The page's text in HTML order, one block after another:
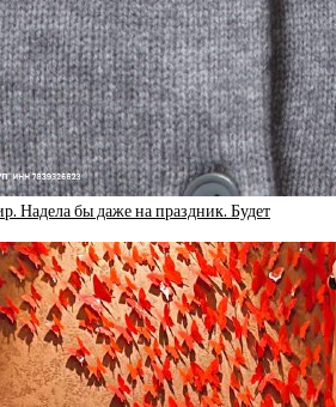
Надела бы даже на праздник. Будет